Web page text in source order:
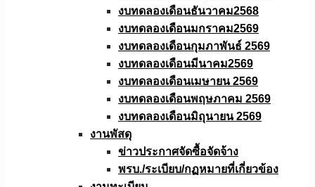
งบทดลองเดือนธันวาคม2568
งบทดลองเดือนมกราคม2569
งบทดลองเดือนกุมภาพันธ์ 2569
งบทดลองเดือนมีนาคม2569
งบทดลองเดือนเมษายน 2569
งบทดลองเดือนพฤษภาคม 2569
งบทดลองเดือนมิถุนายน 2569
งานพัสดุ
ข่าวประกาศจัดซื้อจัดจ้าง
พรบ./ระเบียบ/กฏหมายที่เกี่ยวข้อง